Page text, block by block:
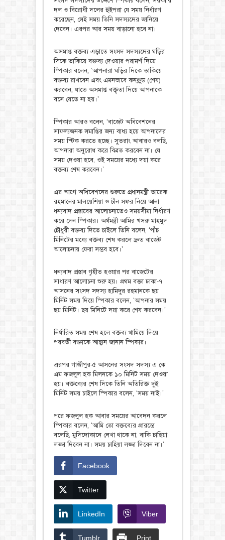
দল ও বিরোধী দলের হুইপরা যে সময় নির্ধারণ
করেছেন, সেই সময় তিনি সদস্যদের জানিয়ে
দেবেন। এরপর আর সময় বাড়ানো হবে না।
অসমাপ্ত বক্তব্য এড়াতে সংসদ সদস্যদের ঘড়ির
দিকে তাকিয়ে বক্তব্য দেওয়ার পরামর্শ দিয়ে
স্পিকার বলেন, ‘আপনারা ঘড়ির দিকে তাকিয়ে
বক্তব্য রাখবেন এবং এমনভাবে কনক্লুড (শেষ)
করবেন, যাতে অসমাপ্ত বক্তৃতা দিয়ে আপনাকে
বসে যেতে না হয়।’
স্পিকার আরও বলেন, ‘বাজেট অধিবেশনের
সাফল্যজনক সমাপ্তির জন্য বাধ্য হয়ে আপনাদের
সময় স্টিক করতে হচ্ছে। সুতরাং আবারও বলছি,
আপনারা অনুরোধ করে বিব্রত করবেন না। যে
সময় দেওয়া হবে, ওই সময়ের মধ্যে দয়া করে
বক্তব্য শেষ করবেন।’
এর আগে অধিবেশনের শুরুতে প্রধানমন্ত্রী তারেক
রহমানের মালয়েশিয়া ও চীন সফর নিয়ে আনা
ধন্যবাদ প্রস্তাবের আলোচনাতেও সময়সীমা নির্ধারণ
করে দেন স্পিকার। অর্থমন্ত্রী আমির খসরু মাহমুদ
চৌধুরী বক্তব্য দিতে চাইলে তিনি বলেন, ‘পাঁচ
মিনিটের মধ্যে বক্তব্য শেষ করলে দ্রুত বাজেট
আলোচনায় ফেরা সম্ভব হবে।’
ধন্যবাদ প্রস্তাব গৃহীত হওয়ার পর বাজেটের
সাধারণ আলোচনা শুরু হয়। প্রথম বক্তা ঢাকা-৭
আসনের সংসদ সদস্য হামিদুর রহমানকে ছয়
মিনিট সময় দিয়ে স্পিকার বলেন, ‘আপনার সময়
ছয় মিনিট। ছয় মিনিটে দয়া করে শেষ করবেন।’
নির্ধারিত সময় শেষ হলে বক্তব্য থামিয়ে দিয়ে
পরবর্তী বক্তাকে আহ্বান জানান স্পিকার।
এরপর গাজীপুর-৫ আসনের সংসদ সদস্য এ কে
এম ফজলুল হক মিলনকে ১০ মিনিট সময় দেওয়া
হয়। বক্তব্যের শেষ দিকে তিনি অতিরিক্ত দুই
মিনিট সময় চাইলে স্পিকার বলেন, ‘সময় নাই।’
পরে ফজলুল হক আবার সময়ের আবেদন করলে
স্পিকার বলেন, ‘আমি তো বক্তব্যের প্রারম্ভে
বলেছি, মুদিদোকানে লেখা থাকে না, বাকি চাহিয়া
লজ্জা দিবেন না। সময় চাহিয়া লজ্জা দিবেন না।’
Facebook
Twitter
LinkedIn Viber
Tumblr Print